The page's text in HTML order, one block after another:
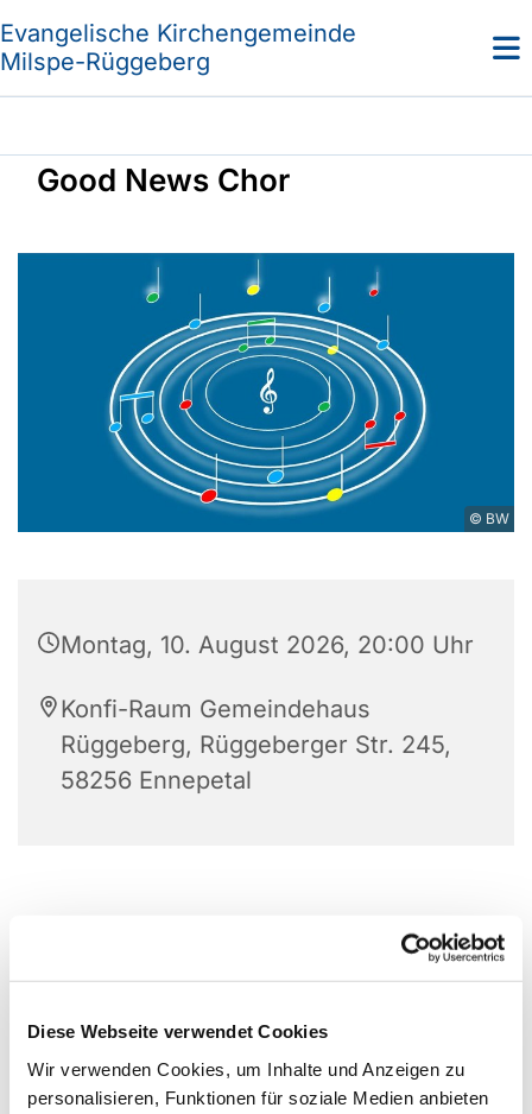
Diese Webseite verwendet Cookies
Wir verwenden Cookies, um Inhalte und Anzeigen zu
personalisieren, Funktionen für soziale Medien anbieten
Evangelische Kirchengemeinde
Milspe-Rüggeberg
Good News Chor
© BW
Montag, 10. August 2026, 20:00 Uhr
Konfi-Raum Gemeindehaus
Rüggeberg, Rüggeberger Str. 245,
58256 Ennepetal